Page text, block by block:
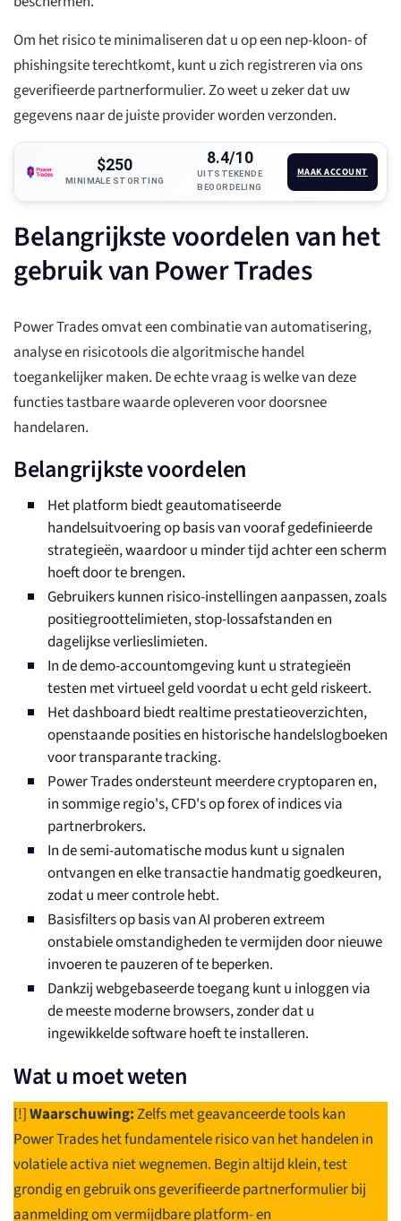
Om het risico te minimaliseren dat u op een nep-kloon- of
phishingsite terechtkomt, kunt u zich registreren via ons
geverifieerde partnerformulier. Zo weet u zeker dat uw
gegevens naar de juiste provider worden verzonden.
$250
MINIMALE STORTING
8.4/10
UITSTEKENDE
BEOORDELING
MAAK ACCOUNT
Belangrijkste voordelen van het
gebruik van Power Trades
Power Trades omvat een combinatie van automatisering,
analyse en risicotools die algoritmische handel
toegankelijker maken. De echte vraag is welke van deze
functies tastbare waarde opleveren voor doorsnee
handelaren.
Belangrijkste voordelen
Het platform biedt geautomatiseerde
handelsuitvoering op basis van vooraf gedefinieerde
strategieën, waardoor u minder tijd achter een scherm
hoeft door te brengen.
Gebruikers kunnen risico-instellingen aanpassen, zoals
positiegroottelimieten, stop-lossafstanden en
dagelijkse verlieslimieten.
In de demo-accountomgeving kunt u strategieën
testen met virtueel geld voordat u echt geld riskeert.
Het dashboard biedt realtime prestatieoverzichten,
openstaande posities en historische handelslogboeken
voor transparante tracking.
Power Trades ondersteunt meerdere cryptoparen en,
in sommige regio's, CFD's op forex of indices via
partnerbrokers.
In de semi-automatische modus kunt u signalen
ontvangen en elke transactie handmatig goedkeuren,
zodat u meer controle hebt.
Basisfilters op basis van AI proberen extreem
onstabiele omstandigheden te vermijden door nieuwe
invoeren te pauzeren of te beperken.
Dankzij webgebaseerde toegang kunt u inloggen via
de meeste moderne browsers, zonder dat u
ingewikkelde software hoeft te installeren.
Wat u moet weten
[!]Waarschuwing:Zelfs met geavanceerde tools kan
Power Trades het fundamentele risico van het handelen in
volatiele activa niet wegnemen. Begin altijd klein, test
grondig en gebruik ons geverifieerde partnerformulier bij
aanmelding om vermijdbare platform- en